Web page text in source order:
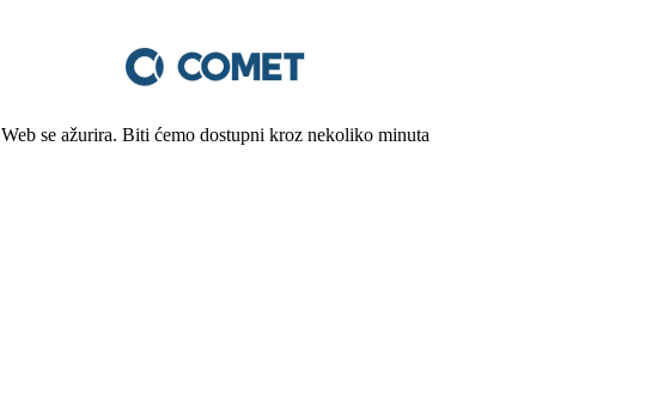
Web se ažurira. Biti ćemo dostupni kroz nekoliko minuta